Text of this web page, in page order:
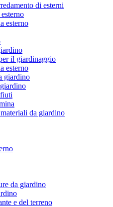
di esterni
esterno
il giardinaggio
esterno
giardino
da giardino
da giardino
e del terreno